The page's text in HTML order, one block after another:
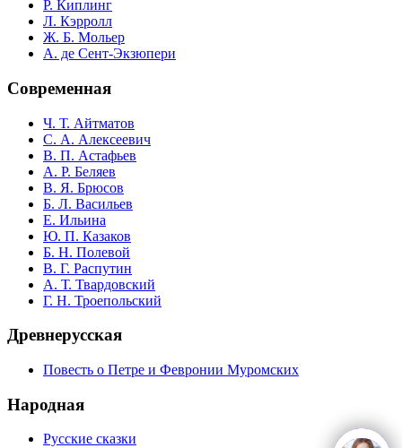
Р. Киплинг
Л. Кэрролл
Ж. Б. Мольер
А. де Сент-Экзюпери
Современная
Ч. Т. Айтматов
С. А. Алексеевич
В. П. Астафьев
А. Р. Беляев
В. Я. Брюсов
Б. Л. Васильев
Е. Ильина
Ю. П. Казаков
Б. Н. Полевой
В. Г. Распутин
А. Т. Твардовский
Г. Н. Троепольский
Древнерусская
Повесть о Петре и Февронии Муромских
Народная
Русские сказки